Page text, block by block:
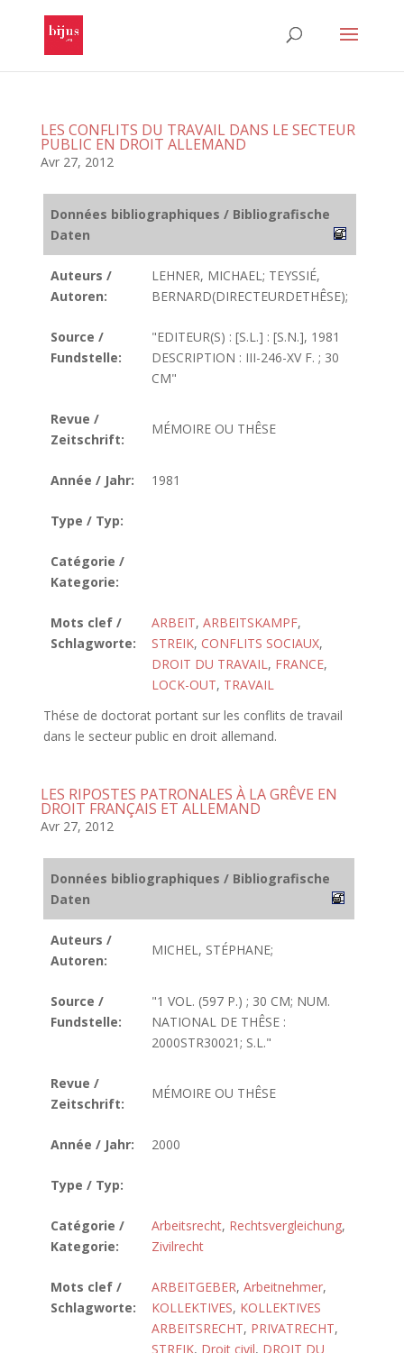
LES CONFLITS DU TRAVAIL DANS LE SECTEUR
PUBLIC EN DROIT ALLEMAND
Avr 27, 2012
Données bibliographiques / Bibliografische
Daten
Auteurs /
Autoren:
LEHNER, MICHAEL; TEYSSIÉ,
BERNARD(DIRECTEURDETHÊSE);
Source /
Fundstelle:
"EDITEUR(S) : [S.L.] : [S.N.], 1981
DESCRIPTION : III-246-XV F. ; 30
CM"
Revue /
Zeitschrift:
MÉMOIRE OU THÊSE
Année / Jahr: 1981
Type / Typ:
Catégorie /
Kategorie:
Mots clef /
Schlagworte:
ARBEIT, ARBEITSKAMPF,
STREIK, CONFLITS SOCIAUX,
DROIT DU TRAVAIL, FRANCE,
LOCK-OUT, TRAVAIL
Thése de doctorat portant sur les conflits de travail
dans le secteur public en droit allemand.
LES RIPOSTES PATRONALES À LA GRÊVE EN
DROIT FRANÇAIS ET ALLEMAND
Avr 27, 2012
Données bibliographiques / Bibliografische
Daten
Auteurs /
Autoren:
MICHEL, STÉPHANE;
Source /
Fundstelle:
"1 VOL. (597 P.) ; 30 CM; NUM.
NATIONAL DE THÊSE :
2000STR30021; S.L."
Revue /
Zeitschrift:
MÉMOIRE OU THÊSE
Année / Jahr: 2000
Type / Typ:
Catégorie /
Kategorie:
Arbeitsrecht, Rechtsvergleichung,
Zivilrecht
Mots clef /
Schlagworte:
ARBEITGEBER, Arbeitnehmer,
KOLLEKTIVES, KOLLEKTIVES
ARBEITSRECHT, PRIVATRECHT,
STREIK, Droit civil, DROIT DU